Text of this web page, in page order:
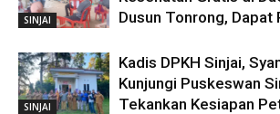
SINJAI
Dusun Tonrong,
SINJAI
Kadis DPKH Sinjai,
Kunjungi Puskeswan
Tekankan Kesiapan